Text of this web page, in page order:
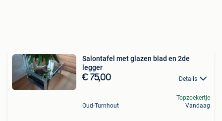
Salontafel met glazen blad en 2de
legger
€ 75,00 Details
Oud-Turnhout
Topzoekertje
Vandaag